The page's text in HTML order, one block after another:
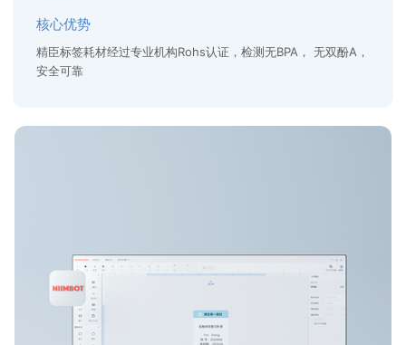
核心优势
精臣标签耗材经过专业机构Rohs认证，检测无BPA， 无双酚A，
安全可靠